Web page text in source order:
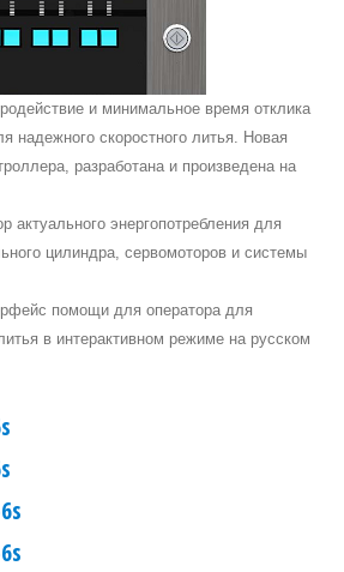
и минимальное время отклика
надежного скоростного литья. Новая
разработана и произведена на
актуального энергопотребления для
цилиндра, сервомоторов и системы
помощи для оператора для
в интерактивном режиме на русском